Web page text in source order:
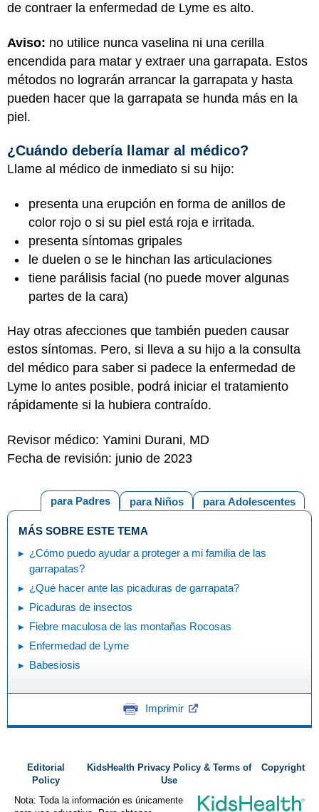
de contraer la enfermedad de Lyme es alto.
Aviso: no utilice nunca vaselina ni una cerilla
encendida para matar y extraer una garrapata. Estos
métodos no lograrán arrancar la garrapata y hasta
pueden hacer que la garrapata se hunda más en la
piel.
¿Cuándo debería llamar al médico?
Llame al médico de inmediato si su hijo:
presenta una erupción en forma de anillos de
color rojo o si su piel está roja e irritada.
presenta síntomas gripales
le duelen o se le hinchan las articulaciones
tiene parálisis facial (no puede mover algunas
partes de la cara)
Hay otras afecciones que también pueden causar
estos síntomas. Pero, si lleva a su hijo a la consulta
del médico para saber si padece la enfermedad de
Lyme lo antes posible, podrá iniciar el tratamiento
rápidamente si la hubiera contraído.
Revisor médico: Yamini Durani, MD
Fecha de revisión: junio de 2023
para Adolescentes
para Niños
para Padres
MÁS SOBRE ESTE TEMA
¿Cómo puedo ayudar a proteger a mi familia de las
garrapatas?
¿Qué hacer ante las picaduras de garrapata?
Picaduras de insectos
Fiebre maculosa de las montañas Rocosas
Enfermedad de Lyme
Babesiosis
Imprimir
Editorial
Policy
KidsHealth Privacy Policy & Terms of
Use
Copyright
Nota: Toda la información es únicamente